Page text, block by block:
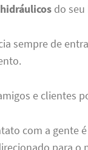
do seu
sempre de
e clientes
com a gente
para o